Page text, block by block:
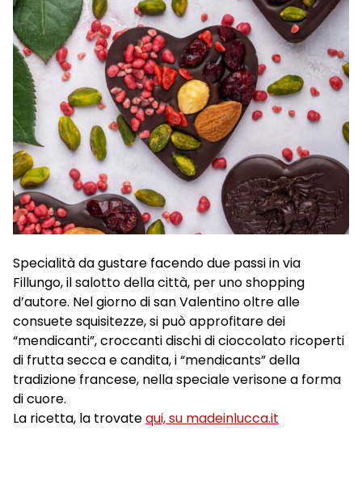
Specialità da gustare facendo due passi in via
Fillungo, il salotto della città, per uno shopping
d’autore. Nel giorno di san Valentino oltre alle
consuete squisitezze, si può approfitare dei
“mendicanti”, croccanti dischi di cioccolato ricoperti
di frutta secca e candita, i “mendicants” della
tradizione francese, nella speciale verisone a forma
di cuore.
La ricetta, la trovatequi, su madeinlucca.it